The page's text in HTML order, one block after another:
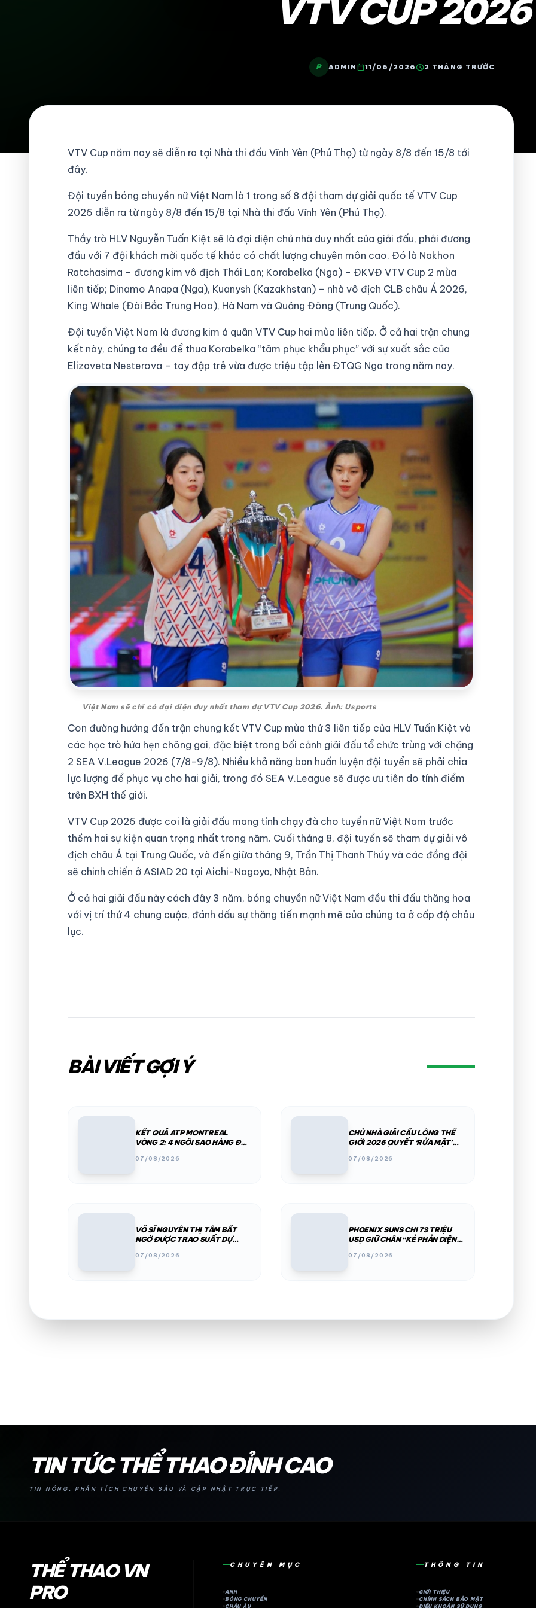
VTV CUP 2026
P ADMIN calendar_today11/06/2026schedule2 THÁNG TRƯỚC
VTV Cup năm nay sẽ diễn ra tại Nhà thi đấu Vĩnh Yên (Phú Thọ) từ ngày 8/8 đến 15/8 tới
đây.
Đội tuyển bóng chuyền nữ Việt Nam là 1 trong số 8 đội tham dự giải quốc tế VTV Cup
2026 diễn ra từ ngày 8/8 đến 15/8 tại Nhà thi đấu Vĩnh Yên (Phú Thọ).
Thầy trò HLV Nguyễn Tuấn Kiệt sẽ là đại diện chủ nhà duy nhất của giải đấu, phải đương
đầu với 7 đội khách mời quốc tế khác có chất lượng chuyên môn cao. Đó là Nakhon
Ratchasima – đương kim vô địch Thái Lan; Korabelka (Nga) – ĐKVĐ VTV Cup 2 mùa
liên tiếp; Dinamo Anapa (Nga), Kuanysh (Kazakhstan) – nhà vô địch CLB châu Á 2026,
King Whale (Đài Bắc Trung Hoa), Hà Nam và Quảng Đông (Trung Quốc).
Đội tuyển Việt Nam là đương kim á quân VTV Cup hai mùa liên tiếp. Ở cả hai trận chung
kết này, chúng ta đều để thua Korabelka “tâm phục khẩu phục” với sự xuất sắc của
Elizaveta Nesterova – tay đập trẻ vừa được triệu tập lên ĐTQG Nga trong năm nay.
Việt Nam sẽ chỉ có đại diện duy nhất tham dự VTV Cup 2026. Ảnh: Usports
Con đường hướng đến trận chung kết VTV Cup mùa thứ 3 liên tiếp của HLV Tuấn Kiệt và
các học trò hứa hẹn chông gai, đặc biệt trong bối cảnh giải đấu tổ chức trùng với chặng
2 SEA V.League 2026 (7/8-9/8). Nhiều khả năng ban huấn luyện đội tuyển sẽ phải chia
lực lượng để phục vụ cho hai giải, trong đó SEA V.League sẽ được ưu tiên do tính điểm
trên BXH thế giới.
VTV Cup 2026 được coi là giải đấu mang tính chạy đà cho tuyển nữ Việt Nam trước
thềm hai sự kiện quan trọng nhất trong năm. Cuối tháng 8, đội tuyển sẽ tham dự giải vô
địch châu Á tại Trung Quốc, và đến giữa tháng 9, Trần Thị Thanh Thúy và các đồng đội
sẽ chinh chiến ở ASIAD 20 tại Aichi-Nagoya, Nhật Bản.
Ở cả hai giải đấu này cách đây 3 năm, bóng chuyền nữ Việt Nam đều thi đấu thăng hoa
với vị trí thứ 4 chung cuộc, đánh dấu sự thăng tiến mạnh mẽ của chúng ta ở cấp độ châu
lục.
BÀI VIẾT GỢI Ý
KẾT QUẢ ATP MONTREAL
VÒNG 2: 4 NGÔI SAO HÀNG ĐẦU
07/08/2026
CHỦ NHÀ GIẢI CẦU LÔNG THẾ
GIỚI 2026 QUYẾT ‘RỬA MẶT’
HOANG
07/08/2026
VÕ SĨ NGUYỄN THỊ TÂM BẤT
NGỜ ĐƯỢC TRAO SUẤT DỰ
07/08/2026
PHOENIX SUNS CHI 73 TRIỆU
USD GIỮ CHÂN “KẺ PHẢN DIỆN
07/08/2026
TIN TỨC THỂ THAO ĐỈNH CAO
TIN NÓNG, PHÂN TÍCH CHUYÊN SÂU VÀ CẬP NHẬT TRỰC TIẾP.
THỂ THAO VN
PRO
CHUYÊN MỤC
ANH
BÓNG CHUYỀN
CHÂU ÂU
THÔNG TIN
GIỚI THIỆU
CHÍNH SÁCH BẢO MẬT
ĐIỀU KHOẢN SỬ DỤNG